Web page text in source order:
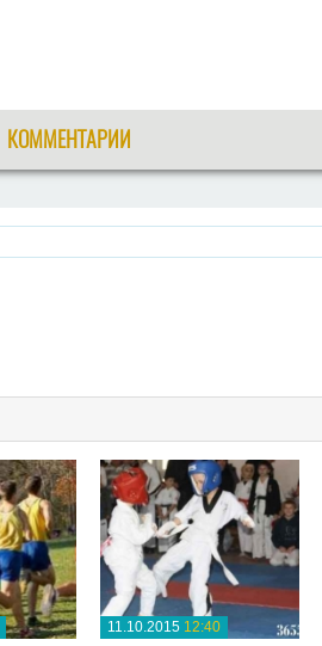
КОММЕНТАРИИ
11.10.2015 12:40